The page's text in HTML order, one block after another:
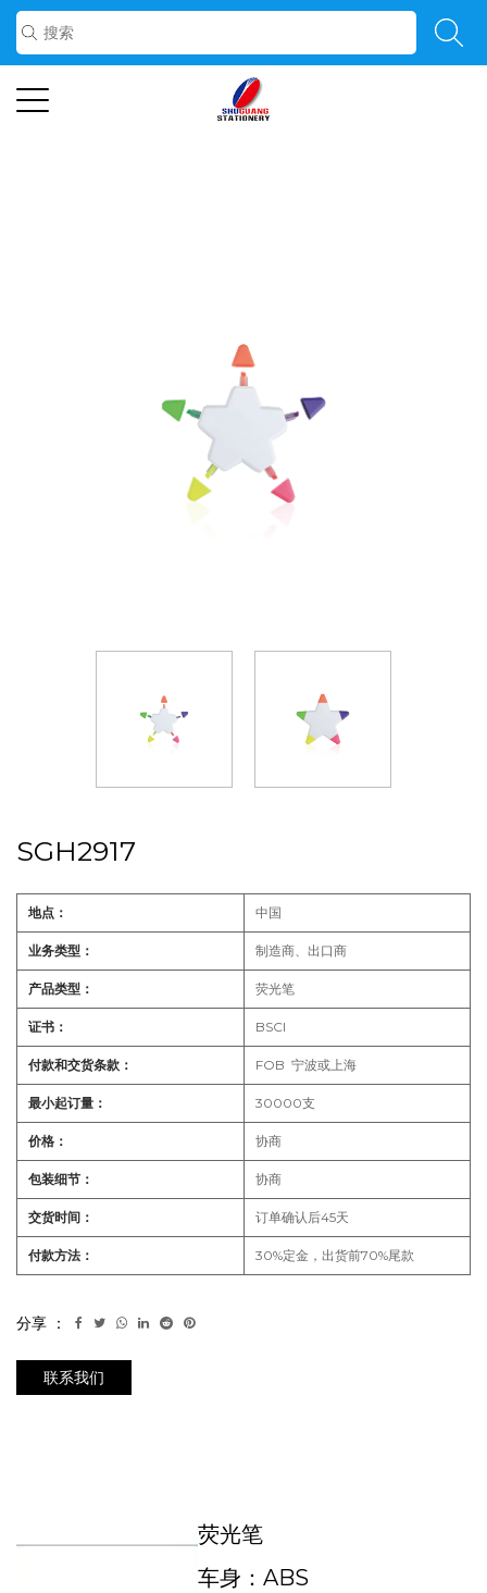
SGH2917
地点： 中国
业务类型： 制造商、出口商
产品类型： 荧光笔
证书： BSCI
付款和交货条款： FOB 宁波或上海
最小起订量： 30000支
价格： 协商
包装细节： 协商
交货时间： 订单确认后45天
付款方法： 30%定金，出货前70%尾款
分享 ：
联系我们
荧光笔
车身：ABS